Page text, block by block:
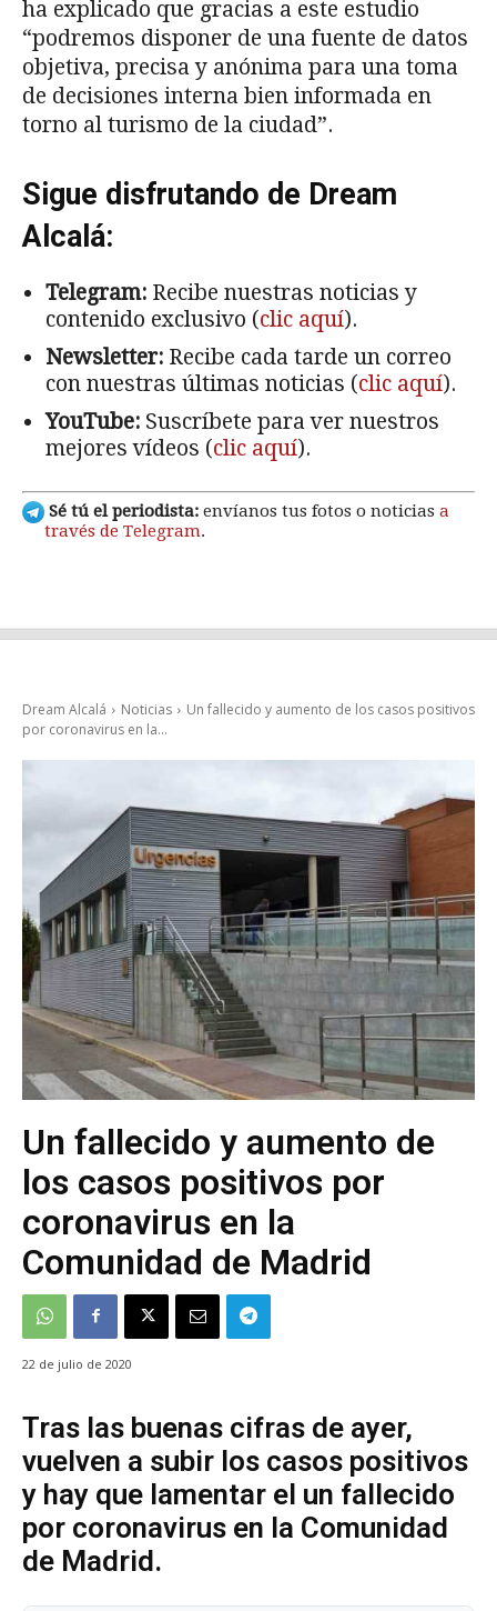
ha explicado que gracias a este estudio
“podremos disponer de una fuente de datos
objetiva, precisa y anónima para una toma
de decisiones interna bien informada en
torno al turismo de la ciudad”.
Sigue disfrutando de Dream
Alcalá:
Telegram: Recibe nuestras noticias y
contenido exclusivo (clic aquí).
Newsletter: Recibe cada tarde un correo
con nuestras últimas noticias (clic aquí).
YouTube: Suscríbete para ver nuestros
mejores vídeos (clic aquí).
Sé tú el periodista: envíanos tus fotos o noticias a
través de Telegram.